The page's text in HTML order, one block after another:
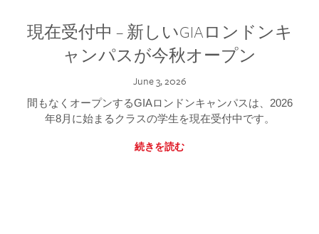
現在受付中 – 新しいGIAロンドンキ
ャンパスが今秋オープン
June 3, 2026
間もなくオープンするGIAロンドンキャンパスは、2026
年8月に始まるクラスの学生を現在受付中です。
続きを読む